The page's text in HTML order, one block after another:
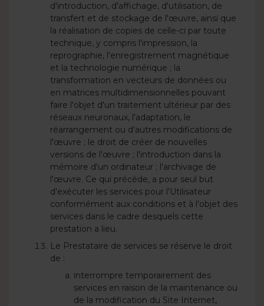
d'introduction, d'affichage, d'utilisation, de
transfert et de stockage de l'œuvre, ainsi que
la réalisation de copies de celle-ci par toute
technique, y compris l'impression, la
reprographie, l'enregistrement magnétique
et la technologie numérique ; la
transformation en vecteurs de données ou
en matrices multidimensionnelles pouvant
faire l'objet d'un traitement ultérieur par des
réseaux neuronaux, l'adaptation, le
réarrangement ou d'autres modifications de
l'œuvre ; le droit de créer de nouvelles
versions de l'œuvre ; l'introduction dans la
mémoire d'un ordinateur ; l'archivage de
l'œuvre. Ce qui précède, a pour seul but
d'exécuter les services pour l'Utilisateur
conformément aux conditions et à l'objet des
services dans le cadre desquels cette
prestation a lieu.
Le Prestataire de services se réserve le droit
de :
interrompre temporairement des
services en raison de la maintenance ou
de la modification du Site Internet,